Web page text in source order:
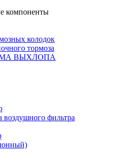
компоненты
колодок
тормоза
ВЫХЛОПА
воздушного фильтра